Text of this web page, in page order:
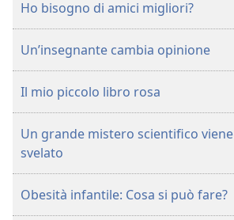
Ho bisogno di amici migliori?
Un’insegnante cambia opinione
Il mio piccolo libro rosa
Un grande mistero scientifico viene
svelato
Obesità infantile: Cosa si può fare?